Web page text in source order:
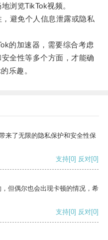
浏览TikTok视频。
避免个人信息泄露或隐私
的加速器，需要综合考虑
全性等多个方面，才能确
乐趣。
来了无限的隐私保护和安全性保
支持[0] 反对[0]
但偶尔也会出现卡顿的情况，希
支持[0] 反对[0]